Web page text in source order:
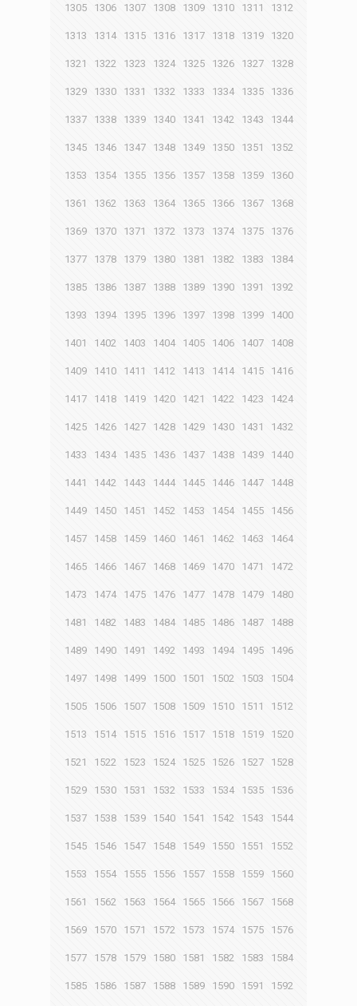
1305 1306 1307 1308 1309 1310 1311 1312
1313 1314 1315 1316 1317 1318 1319 1320
1321 1322 1323 1324 1325 1326 1327 1328
1329 1330 1331 1332 1333 1334 1335 1336
1337 1338 1339 1340 1341 1342 1343 1344
1345 1346 1347 1348 1349 1350 1351 1352
1353 1354 1355 1356 1357 1358 1359 1360
1361 1362 1363 1364 1365 1366 1367 1368
1369 1370 1371 1372 1373 1374 1375 1376
1377 1378 1379 1380 1381 1382 1383 1384
1385 1386 1387 1388 1389 1390 1391 1392
1393 1394 1395 1396 1397 1398 1399 1400
1401 1402 1403 1404 1405 1406 1407 1408
1409 1410 1411 1412 1413 1414 1415 1416
1417 1418 1419 1420 1421 1422 1423 1424
1425 1426 1427 1428 1429 1430 1431 1432
1433 1434 1435 1436 1437 1438 1439 1440
1441 1442 1443 1444 1445 1446 1447 1448
1449 1450 1451 1452 1453 1454 1455 1456
1457 1458 1459 1460 1461 1462 1463 1464
1465 1466 1467 1468 1469 1470 1471 1472
1473 1474 1475 1476 1477 1478 1479 1480
1481 1482 1483 1484 1485 1486 1487 1488
1489 1490 1491 1492 1493 1494 1495 1496
1497 1498 1499 1500 1501 1502 1503 1504
1505 1506 1507 1508 1509 1510 1511 1512
1513 1514 1515 1516 1517 1518 1519 1520
1521 1522 1523 1524 1525 1526 1527 1528
1529 1530 1531 1532 1533 1534 1535 1536
1537 1538 1539 1540 1541 1542 1543 1544
1545 1546 1547 1548 1549 1550 1551 1552
1553 1554 1555 1556 1557 1558 1559 1560
1561 1562 1563 1564 1565 1566 1567 1568
1569 1570 1571 1572 1573 1574 1575 1576
1577 1578 1579 1580 1581 1582 1583 1584
1585 1586 1587 1588 1589 1590 1591 1592